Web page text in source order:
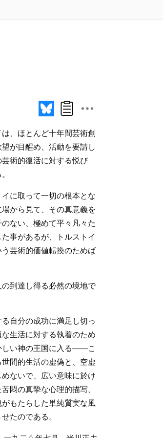
、ほとんど十年間芸術創
が目醒め、活動を要請し
術的復活に対する悦び
に取って一切の根本とな
から見て、その真意義を
ない、極めて平々凡々た
事があるが、トルストイ
芸術的価値転換のためば
到達し得る必然の境地で
自分の成功に満足し切っ
生活に対する執着のため
しい神の王国に入る――こ
世間的生活の虚偽と、空虚
ないで、広い意味に於け
悶の真摯な心理的描写、
もたらした単純質実な風
たのである。